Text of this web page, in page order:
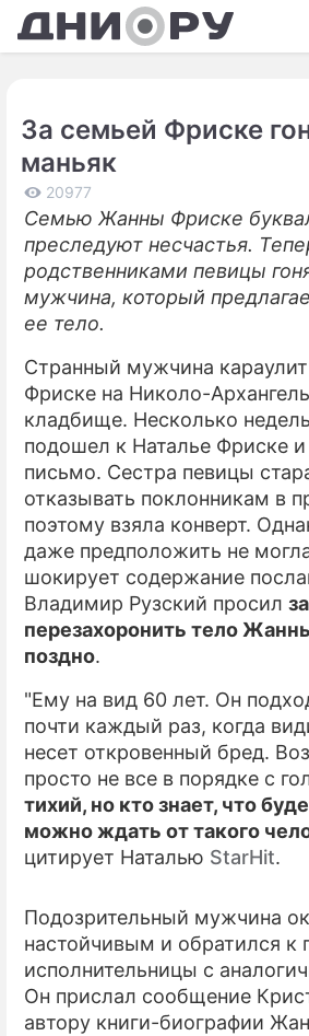
За семьей Фриске
маньяк
20977
Семью Жанны Фриске
преследуют несчастья.
родственниками певицы
мужчина, который
ее тело.
Странный мужчина
Фриске на Николо-
кладбище. Несколько
подошел к Наталье Фриске и
письмо. Сестра певицы
отказывать поклонникам в
поэтому взяла конверт.
даже предположить не
шокирует содержание
Владимир Рузский просил
перезахоронить тело
поздно.
"Ему на вид 60 лет. Он
почти каждый раз, когда
несет откровенный бред.
просто не все в порядке с
тихий, но кто знает, что
можно ждать от такого
цитирует Наталью StarНit.
Подозрительный мужчина
настойчивым и обратился к
исполнительницы с
Он прислал сообщение
автору книги-биографии